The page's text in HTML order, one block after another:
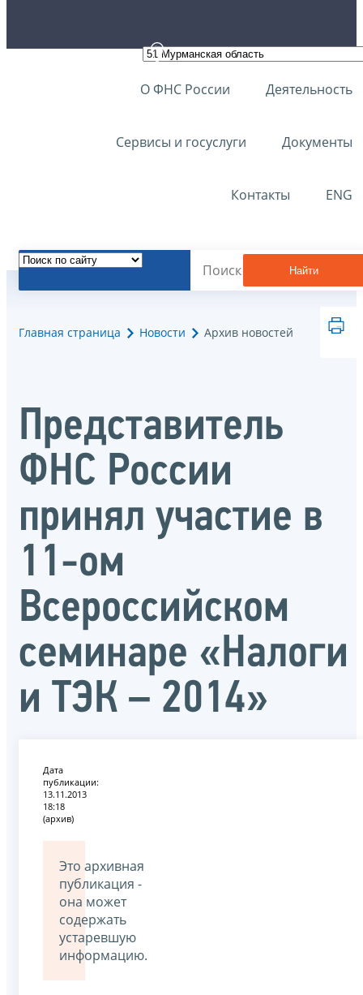
О ФНС России Деятельность
Сервисы и госуслуги Документы
Контакты ENG
Найти
Главная страница Новости Архив новостей
Представитель
ФНС России
принял участие в
11-ом
Всероссийском
семинаре «Налоги
и ТЭК – 2014»
Дата
публикации:
13.11.2013
18:18
(архив)
Это архивная
публикация -
она может
содержать
устаревшую
информацию.